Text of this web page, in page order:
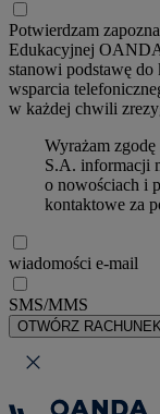
Potwierdzam
Edukacyjnej
stanowi podstawę
wsparcia
w każdej chwili
Wyrażam
S.A. informacji
o nowościach i
kontaktowe za
wiadomości e-mail
SMS/MMS
OTWÓRZ